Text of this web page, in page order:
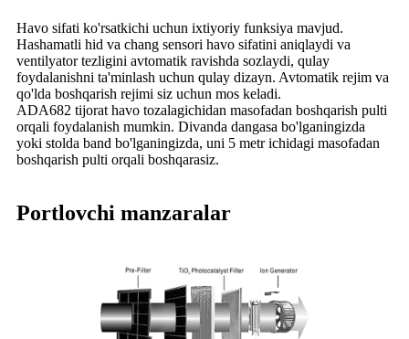
Havo sifati ko'rsatkichi uchun ixtiyoriy funksiya mavjud.
Hashamatli hid va chang sensori havo sifatini aniqlaydi va
ventilyator tezligini avtomatik ravishda sozlaydi, qulay
foydalanishni ta'minlash uchun qulay dizayn. Avtomatik rejim va
qo'lda boshqarish rejimi siz uchun mos keladi.
ADA682 tijorat havo tozalagichidan masofadan boshqarish pulti
orqali foydalanish mumkin. Divanda dangasa bo'lganingizda
yoki stolda band bo'lganingizda, uni 5 metr ichidagi masofadan
boshqarish pulti orqali boshqarasiz.
Portlovchi manzaralar